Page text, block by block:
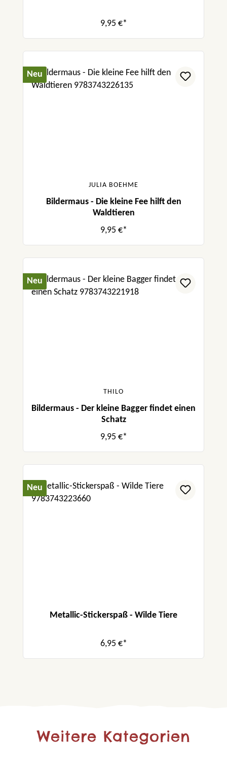
9,95 €*
Neu
JULIA BOEHME
Bildermaus - Die kleine Fee hilft den
Waldtieren
9,95 €*
Neu
THILO
Bildermaus - Der kleine Bagger findet einen
Schatz
9,95 €*
Neu
Metallic-Stickerspaß - Wilde Tiere
6,95 €*
Weitere Kategorien